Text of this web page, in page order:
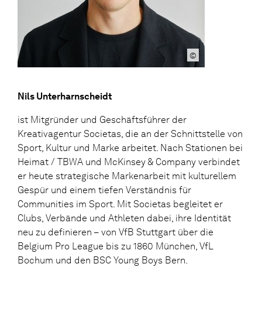
©
Nils Unterharnscheidt
ist Mitgründer und Geschäftsführer der
Kreativagentur Societas, die an der Schnittstelle von
Sport, Kultur und Marke arbeitet. Nach Stationen bei
Heimat / TBWA und McKinsey & Company verbindet
er heute strategische Markenarbeit mit kulturellem
Gespür und einem tiefen Verständnis für
Communities im Sport. Mit Societas begleitet er
Clubs, Verbände und Athleten dabei, ihre Identität
neu zu definieren – von VfB Stuttgart über die
Belgium Pro League bis zu 1860 München, VfL
Bochum und den BSC Young Boys Bern.